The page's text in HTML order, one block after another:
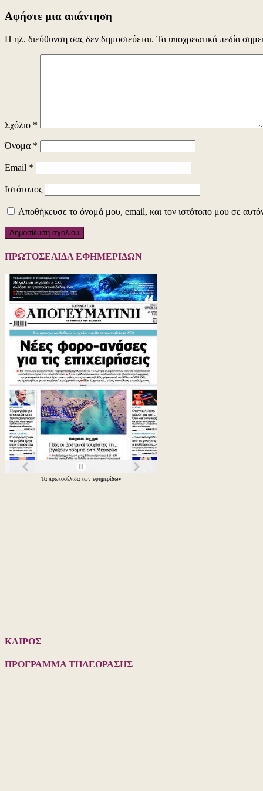
Αφήστε μια απάντηση
Η ηλ. διεύθυνση σας δεν δημοσιεύεται. Τα υποχρεωτικά πεδία
Σχόλιο *
Όνομα *
Email *
Ιστότοπος
Αποθήκευσε το όνομά μου, email, και τον ιστότοπο μου σε
ΠΡΩΤΟΣΕΛΙΔΑ ΕΦΗΜΕΡΙΔΩΝ
Τα πρωτοσέλιδα των εφημερίδων
ΚΑΙΡΟΣ
ΠΡΟΓΡΑΜΜΑ ΤΗΛΕΟΡΑΣΗΣ